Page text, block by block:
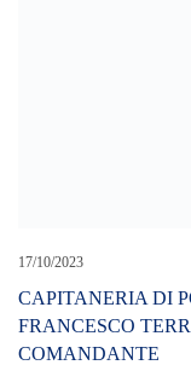
17/10/2023
CAPITANERIA DI
FRANCESCO
COMANDANTE